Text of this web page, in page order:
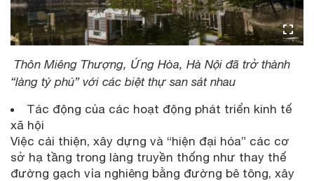
Thôn Miêng Thượng, Ứng Hòa, Hà Nội đã trở thành
“làng tỷ phú” với các biệt thự san sát nhau
Tác động của các hoạt động phát triển kinh tế
xã hội
Việc cải thiện, xây dựng và “hiện đại hóa” các cơ
sở hạ tầng trong làng truyền thống như thay thế
đường gạch vỉa nghiêng bằng đường bê tông, xây